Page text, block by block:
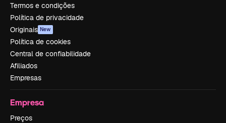
Termos e condições
Política de privacidade
Originais New
Política de cookies
Central de confiabilidade
Afiliados
Empresas
Empresa
Preços